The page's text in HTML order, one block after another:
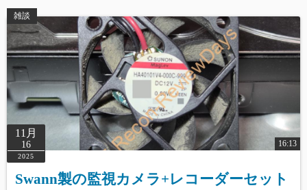
雑談
11月
16
2025
16:13
Swann製の監視カメラ+レコーダーセット